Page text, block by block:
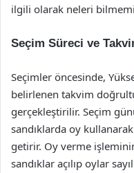
ilgili olarak neleri
Seçim Süreci ve
Seçimler öncesinde,
belirlenen takvim
gerçekleştirilir. Seçim
sandıklarda oy
getirir. Oy verme
sandıklar açılıp oylar